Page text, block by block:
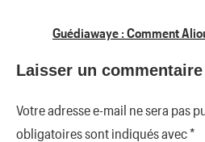
Guédiawaye : Comment
Laisser un commentaire
Votre adresse e-mail ne sera pas
obligatoires sont indiqués avec*